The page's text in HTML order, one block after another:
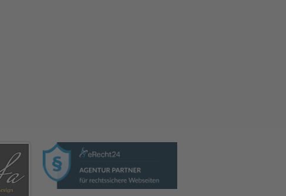
Azubi-Tag 2026